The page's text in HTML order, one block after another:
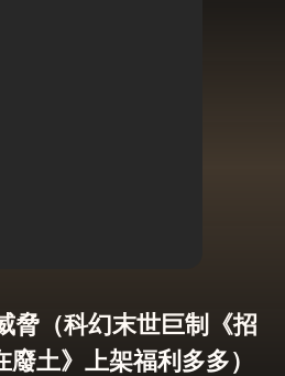
脅（科幻末世巨制《招
土》上架福利多多）